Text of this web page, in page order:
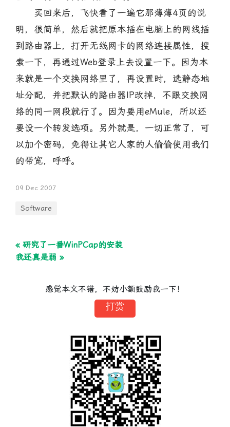
买回来后，飞快看了一遍它那薄薄4页的说
明，很简单，然后就把原本插在电脑上的网线插
到路由器上，打开无线网卡的网络连接属性，搜
索一下，再通过Web登录上去设置一下。因为本
来就是一个交换网络里了，再设置时，选静态地
址分配，并把默认的路由器IP改掉，不跟交换网
络的同一网段就行了。因为要用eMule，所以还
要设一个转发选项。另外就是，一切正常了，可
以加个密码，免得让其它人家的人偷偷使用我们
的带宽，呼呼。
09 Dec 2007
Software
« 研究了一番WinPCap的安装
我还真是弱 »
感觉本文不错，不妨小额鼓励我一下！
打赏